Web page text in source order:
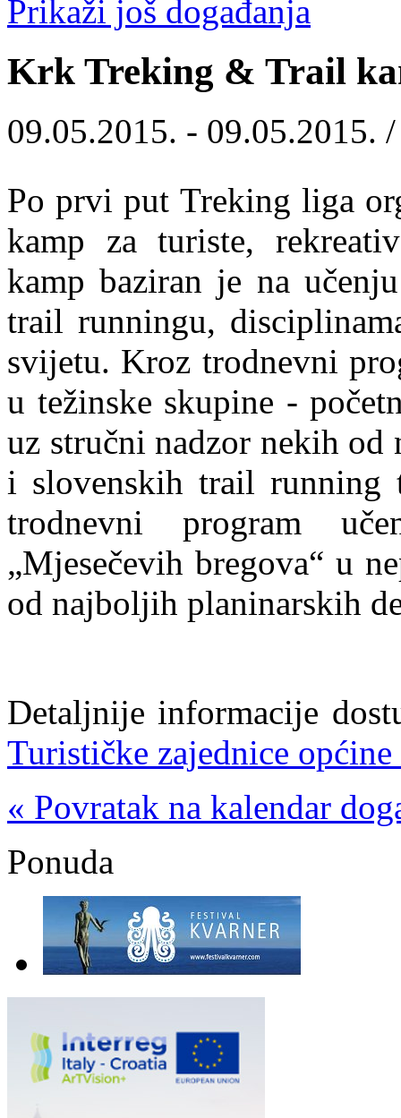
Prikaži još događanja
Krk Treking & Trail
09.05.2015. - 09.05.2015.
Po prvi put Treking liga
kamp za turiste,
kamp baziran je na
trail runningu,
svijetu. Kroz trodnevni
u težinske skupine -
uz stručni nadzor nekih
i slovenskih trail running
trodnevni program
„Mjesečevih bregova“ u
od najboljih planinarskih
Detaljnije informacije
Turističke zajednice općine
« Povratak na kalendar
Ponuda